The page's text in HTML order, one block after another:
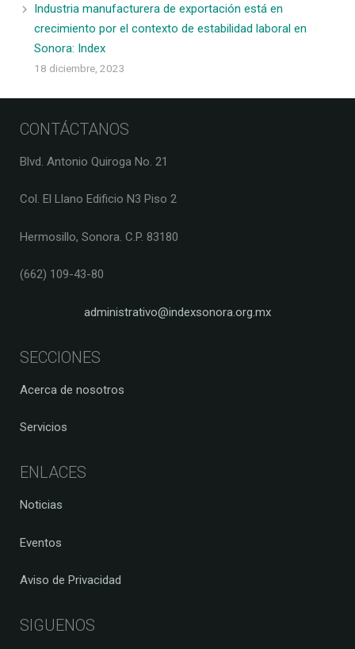
Industria manufacturera de exportación está en
crecimiento por el contexto de estabilidad laboral en
Sonora: Index
18 diciembre, 2023
CONTÁCTANOS
Blvd. Antonio Quiroga No. 21
Col. El Llano Edificio N3 Piso 2
Hermosillo, Sonora. C.P. 83180
(662) 109-43-80
administrativo@indexsonora.org.mx
SECCIONES
Acerca de nosotros
Servicios
ENLACES
Noticias
Eventos
Aviso de Privacidad
SIGUENOS